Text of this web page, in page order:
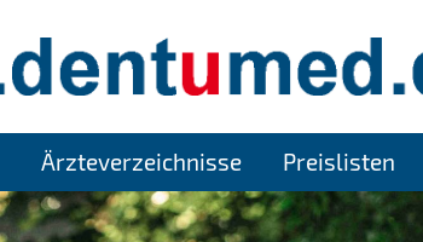
Ärzteverzeichnisse Preislisten